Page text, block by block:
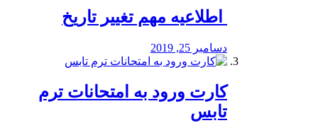
️ اطلاعیه مهم تغییر تاریخ
دسامبر 25, 2019
کارت ورود به امتحانات ترم
تابس